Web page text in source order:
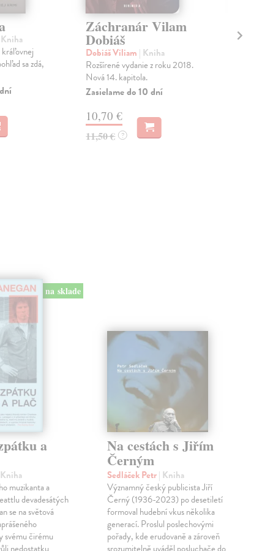
kráľovnej
sa zdá,
Záchranár Vilam
Dobiáš
Dobiáš Viliam | Kniha
Rozšírené vydanie z roku 2018.
Nová 14. kapitola.
Zasielame do 10 dní
10,70 €
11,50 € ?
na sklade
a
muzikanta a
devadesátých
se na světová
svému čirému
Na cestách s Jiřím
Černým
Sedláček Petr| Kniha
Významný český publicista Jiří
Černý (1936-2023) po desetiletí
formoval hudební vkus několika
generací. Proslul poslechovými
pořady, kde erudovaně a zároveň